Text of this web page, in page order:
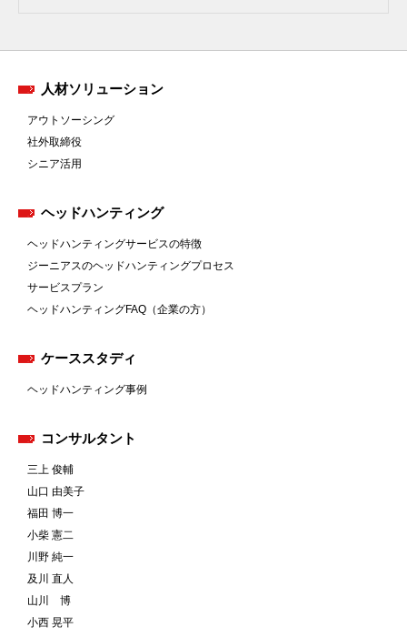
人材ソリューション
アウトソーシング
社外取締役
シニア活用
ヘッドハンティング
ヘッドハンティングサービスの特徴
ジーニアスのヘッドハンティングプロセス
サービスプラン
ヘッドハンティングFAQ（企業の方）
ケーススタディ
ヘッドハンティング事例
コンサルタント
三上 俊輔
山口 由美子
福田 博一
小柴 憲二
川野 純一
及川 直人
山川 博
小西 晃平